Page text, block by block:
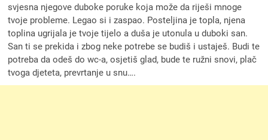
svjesna njegove duboke poruke koja može da riješi mnoge
tvoje probleme. Legao si i zaspao. Posteljina je topla, njena
toplina ugrijala je tvoje tijelo a duša je utonula u duboki san.
San ti se prekida i zbog neke potrebe se budiš i ustaješ. Budi te
potreba da odeš do wc-a, osjetiš glad, bude te ružni snovi, plač
tvoga djeteta, prevrtanje u snu….